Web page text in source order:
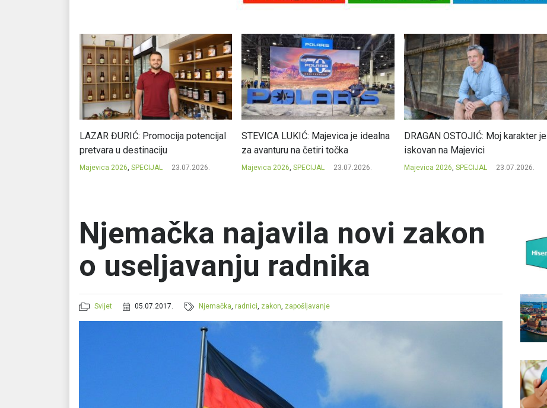
LAZAR ĐURIĆ: Promocija potencijal
pretvara u destinaciju
Majevica 2026, SPECIJAL 23.07.2026.
STEVICA LUKIĆ: Majevica je idealna
za avanturu na četiri točka
Majevica 2026, SPECIJAL 23.07.2026.
DRAGAN OSTOJIĆ: Moj karakter je
iskovan na Majevici
Majevica 2026, SPECIJAL 23.07.2026.
Njemačka najavila novi zakon
o useljavanju radnika
Svijet 05.07.2017. Njemačka,radnici, zakon, zapošljavanje